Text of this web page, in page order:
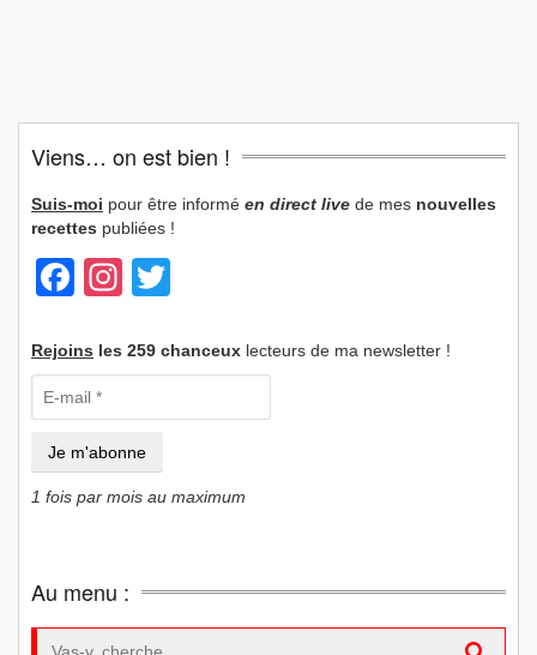
Viens… on est bien !
Suis-moi pour être informé en direct live de mes nouvelles
recettes publiées !
Facebook
Instagram
Rejoins les 259 chanceux lecteurs de ma newsletter !
1 fois par mois au maximum
Au menu :